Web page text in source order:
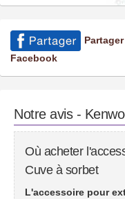
Facebook
Notre avis -
Où acheter
Cuve à sorbet
L'accessoire pour